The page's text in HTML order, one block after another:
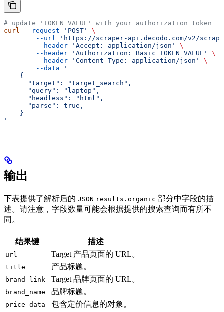
# update 'TOKEN VALUE' with your authorization token
curl --request 'POST'
\
        --url
'https://scraper-api.decodo.com/v2/
        --header
'Accept: application/json'
\
        --header
'Authorization: Basic TOKEN VALUE'
\
        --header
'Content-Type: application/json'
\
        --data
'
    {
      "target": "target_search",
      "query": "laptop",
      "headless": "html",
      "parse": true,
    }
'
输出
下表提供了解析后的 JSON results.organic 部分中字段的描
述。请注意，字段数量可能会根据提供的搜索查询而有所不
同。
结果键 描述
url Target 产品页面的 URL。
title 产品标题。
brand_link Target 品牌页面的 URL。
brand_name 品牌标题。
price_data 包含定价信息的对象。